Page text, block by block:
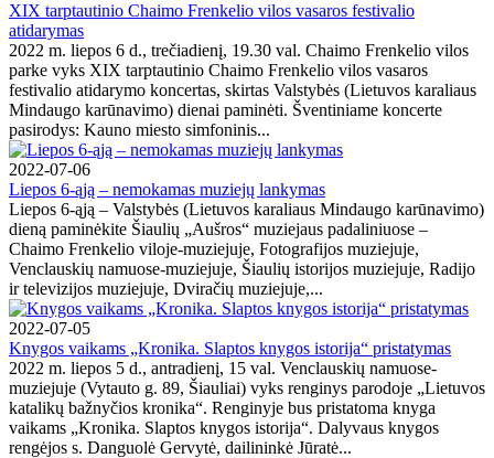
XIX tarptautinio Chaimo Frenkelio vilos vasaros festivalio
atidarymas
2022 m. liepos 6 d., trečiadienį, 19.30 val. Chaimo Frenkelio vilos
parke vyks XIX tarptautinio Chaimo Frenkelio vilos vasaros
festivalio atidarymo koncertas, skirtas Valstybės (Lietuvos karaliaus
Mindaugo karūnavimo) dienai paminėti. Šventiniame koncerte
pasirodys: Kauno miesto simfoninis...
2022-07-06
Liepos 6-ąją – nemokamas muziejų lankymas
Liepos 6-ąją – Valstybės (Lietuvos karaliaus Mindaugo karūnavimo)
dieną paminėkite Šiaulių „Aušros“ muziejaus padaliniuose –
Chaimo Frenkelio viloje-muziejuje, Fotografijos muziejuje,
Venclauskių namuose-muziejuje, Šiaulių istorijos muziejuje, Radijo
ir televizijos muziejuje, Dviračių muziejuje,...
2022-07-05
Knygos vaikams „Kronika. Slaptos knygos istorija“ pristatymas
2022 m. liepos 5 d., antradienį, 15 val. Venclauskių namuose-
muziejuje (Vytauto g. 89, Šiauliai) vyks renginys parodoje „Lietuvos
katalikų bažnyčios kronika“. Renginyje bus pristatoma knyga
vaikams „Kronika. Slaptos knygos istorija“. Dalyvaus knygos
rengėjos s. Danguolė Gervytė, dailininkė Jūratė...